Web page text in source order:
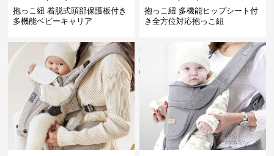
抱っこ紐 着脱式頭部保護板付き
多機能ベビーキャリア
抱っこ紐 多機能ヒップシート付
き全方位対応抱っこ紐